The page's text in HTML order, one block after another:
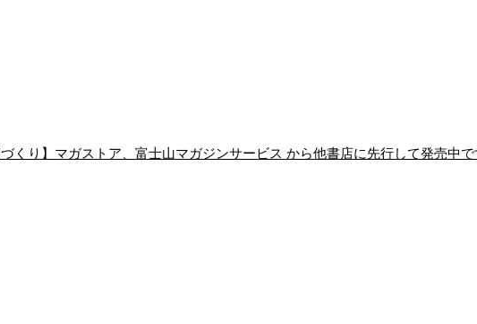
り】マガストア、富士山マガジンサービス から他書店に先行して発売中で